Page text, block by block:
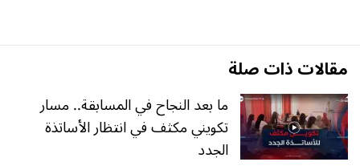
مقالات ذات صلة
ما بعد النجاح في المسابقة.. مسار
تكويني مكثف في انتظار الأساتذة
الجدد